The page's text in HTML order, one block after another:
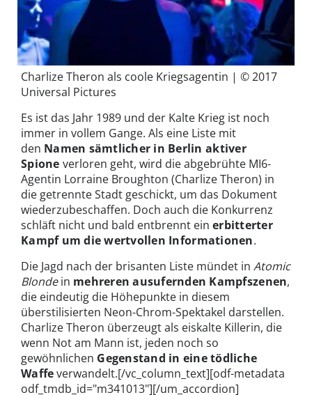
Charlize Theron als coole Kriegsagentin | © 2017
Universal Pictures
Es ist das Jahr 1989 und der Kalte Krieg ist noch
immer in vollem Gange. Als eine Liste mit
den Namen sämtlicher in Berlin aktiver
Spione verloren geht, wird die abgebrühte MI6-
Agentin Lorraine Broughton (Charlize Theron) in
die getrennte Stadt geschickt, um das Dokument
wiederzubeschaffen. Doch auch die Konkurrenz
schläft nicht und bald entbrennt ein erbitterter
Kampf um die wertvollen Informationen.
Die Jagd nach der brisanten Liste mündet in Atomic
Blondein mehreren ausufernden Kampfszenen,
die eindeutig die Höhepunkte in diesem
überstilisierten Neon-Chrom-Spektakel darstellen.
Charlize Theron überzeugt als eiskalte Killerin, die
wenn Not am Mann ist, jeden noch so
gewöhnlichen Gegenstand in eine tödliche
Waffeverwandelt.[/vc_column_text][odf-metadata
odf_tmdb_id="m341013"][/um_accordion]